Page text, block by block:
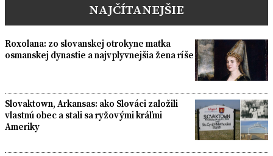
NAJČÍTANEJŠIE
Roxolana: zo slovanskej otrokyne matka
osmanskej dynastie a najvplyvnejšia žena ríše
Slovaktown, Arkansas: ako Slováci založili
vlastnú obec a stali sa ryžovými kráľmi
Ameriky